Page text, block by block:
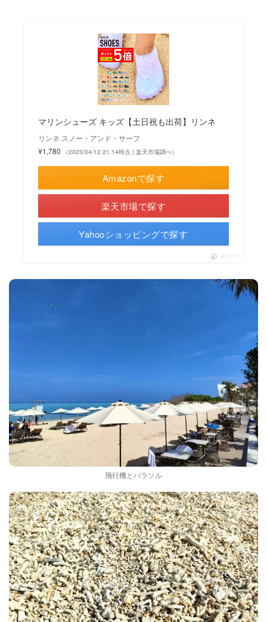
マリンシューズ キッズ【土日祝も出荷】リンネ
リンネ スノー・アンド・サーフ
¥1,780
（2023/04/12 21:14時点 | 楽天市場調べ）
Amazonで探す
楽天市場で探す
Yahooショッピングで探す
ポチップ
飛行機とパラソル